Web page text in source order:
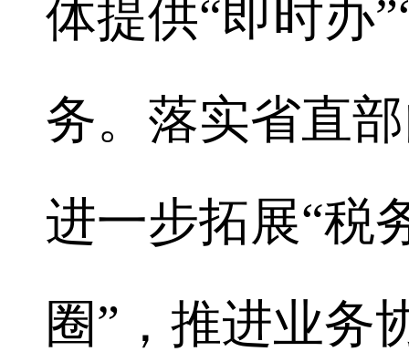
体提供“即时办
务。落实省直
进一步拓展“税
圈”，推进业务